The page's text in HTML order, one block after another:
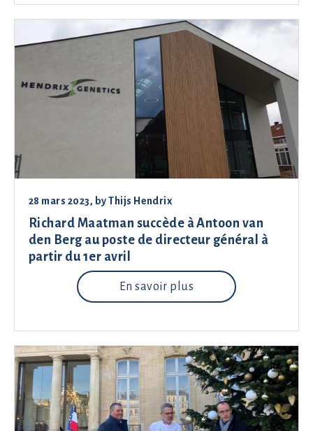
28 mars 2023, byThijs Hendrix
Richard Maatman succède à Antoon van
den Berg au poste de directeur général à
partir du 1er avril
En savoir plus